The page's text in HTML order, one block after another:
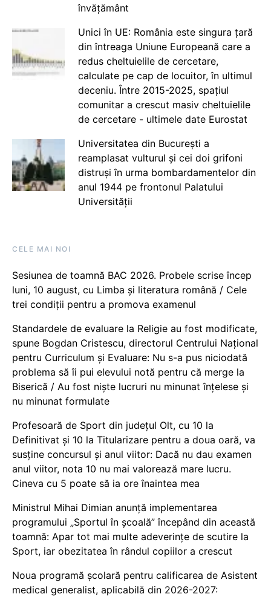
învățământ
Unici în UE: România este singura țară
din întreaga Uniune Europeană care a
redus cheltuielile de cercetare,
calculate pe cap de locuitor, în ultimul
deceniu. Între 2015-2025, spațiul
comunitar a crescut masiv cheltuielile
de cercetare - ultimele date Eurostat
Universitatea din București a
reamplasat vulturul și cei doi grifoni
distruși în urma bombardamentelor din
anul 1944 pe frontonul Palatului
Universității
CELE MAI NOI
Sesiunea de toamnă BAC 2026. Probele scrise încep
luni, 10 august, cu Limba și literatura română / Cele
trei condiții pentru a promova examenul
Standardele de evaluare la Religie au fost modificate,
spune Bogdan Cristescu, directorul Centrului Național
pentru Curriculum și Evaluare: Nu s-a pus niciodată
problema să îi pui elevului notă pentru că merge la
Biserică / Au fost niște lucruri nu minunat înțelese și
nu minunat formulate
Profesoară de Sport din județul Olt, cu 10 la
Definitivat și 10 la Titularizare pentru a doua oară, va
susține concursul și anul viitor: Dacă nu dau examen
anul viitor, nota 10 nu mai valorează mare lucru.
Cineva cu 5 poate să ia ore înaintea mea
Ministrul Mihai Dimian anunță implementarea
programului „Sportul în școală” începând din această
toamnă: Apar tot mai multe adeverințe de scutire la
Sport, iar obezitatea în rândul copiilor a crescut
Noua programă școlară pentru calificarea de Asistent
medical generalist, aplicabilă din 2026-2027: